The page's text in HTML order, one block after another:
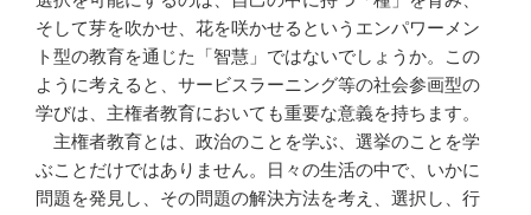
そして芽を吹かせ、花を咲かせるというエンパワーメン
ト型の教育を通じた「智慧」ではないでしょうか。この
ように考えると、サービスラーニング等の社会参画型の
学びは、主権者教育においても重要な意義を持ちます。
主権者教育とは、政治のことを学ぶ、選挙のことを学
ぶことだけではありません。日々の生活の中で、いかに
問題を発見し、その問題の解決方法を考え、選択し、行